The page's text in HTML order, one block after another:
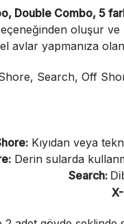
Double Combo, 5
oluşur ve
avlar yapmanıza
Search, Off
Kıyıdan veya
Derin sularda
Search: